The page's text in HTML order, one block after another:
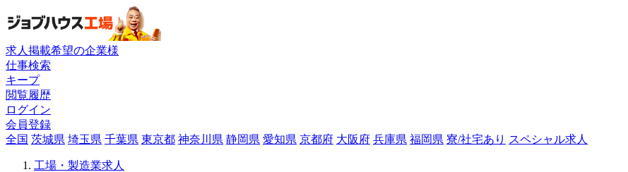
求人掲載希望の企業様
仕事検索
キープ
閲覧履歴
ログイン
会員登録
全国 茨城県 埼玉県 千葉県 東京都 神奈川県 静岡県 愛知県 京都府 大阪府 兵庫県 福岡県 寮/社宅あり スペシャル求人
工場・製造業求人